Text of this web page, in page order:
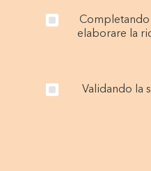
Completando
elaborare la
Validando la